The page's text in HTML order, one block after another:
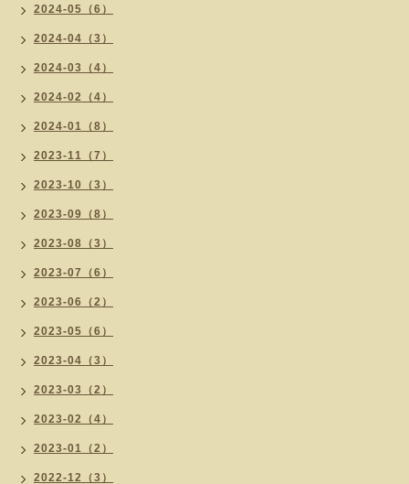
2024-05（6）
2024-04（3）
2024-03（4）
2024-02（4）
2024-01（8）
2023-11（7）
2023-10（3）
2023-09（8）
2023-08（3）
2023-07（6）
2023-06（2）
2023-05（6）
2023-04（3）
2023-03（2）
2023-02（4）
2023-01（2）
2022-12（3）